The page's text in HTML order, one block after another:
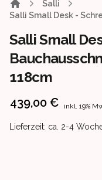
Salli
Salli Small Desk -
Salli Small
118cm
Product information
439,00 € inkl. 19%
Product delivery
Lieferzeit: ca. 2-4